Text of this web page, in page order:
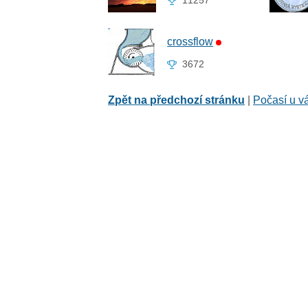
crossflow
3672
Zpět na předchozí stránku Počasí u